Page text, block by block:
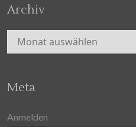
Archiv
Archiv
Meta
Anmelden